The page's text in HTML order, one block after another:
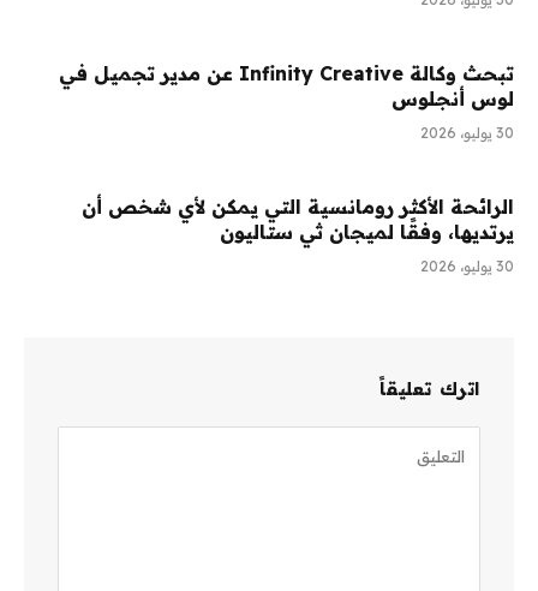
تبحث وكالة Infinity Creative عن مدير تجميل في
لوس أنجلوس
30 يوليو، 2026
الرائحة الأكثر رومانسية التي يمكن لأي شخص أن
يرتديها، وفقًا لميجان ثي ستاليون
30 يوليو، 2026
اترك تعليقاً